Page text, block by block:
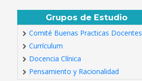
Grupos de Estudio
Comité Buenas Practicas Docentes
Currículum
Docencia Clínica
Pensamiento y Racionalidad